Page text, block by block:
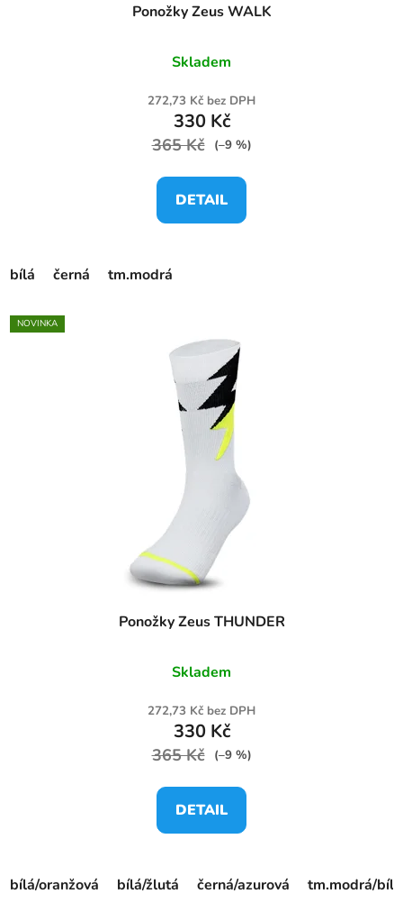
Ponožky Zeus WALK
Skladem
272,73 Kč bez DPH
330 Kč
365 Kč (–9 %)
DETAIL
bílá černá tm.modrá
NOVINKA
Ponožky Zeus THUNDER
Skladem
272,73 Kč bez DPH
330 Kč
365 Kč (–9 %)
DETAIL
bílá/oranžová bílá/žlutá černá/azurová tm.modrá/bílá